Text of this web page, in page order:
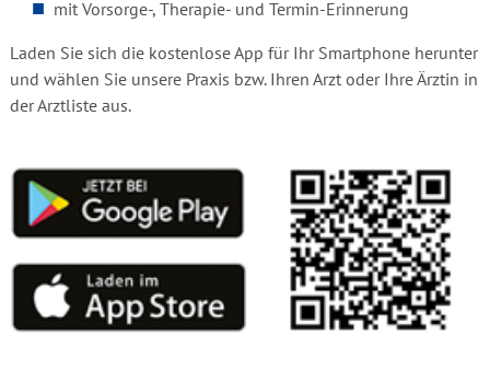
mit Vorsorge-, Therapie- und Termin-Erinnerung
Laden Sie sich die kostenlose App für Ihr Smartphone herunter
und wählen Sie unsere Praxis bzw. Ihren Arzt oder Ihre Ärztin in
der Arztliste aus.